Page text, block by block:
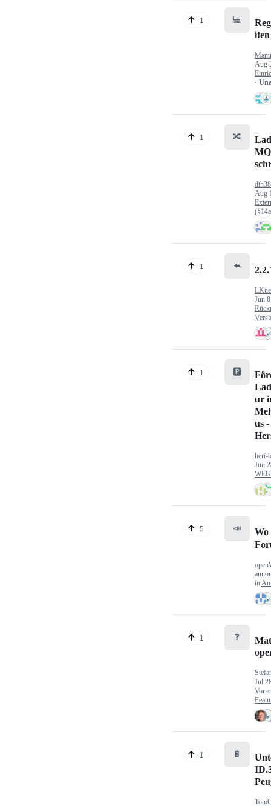
1 💻
iten
Aug
·
1 🔀
Aug
1 ⬅️
Jun
1 🅿️
ur
us -
heri-
Jun
5 📣
Wo
in
1 ❓
Jul
1 🔋